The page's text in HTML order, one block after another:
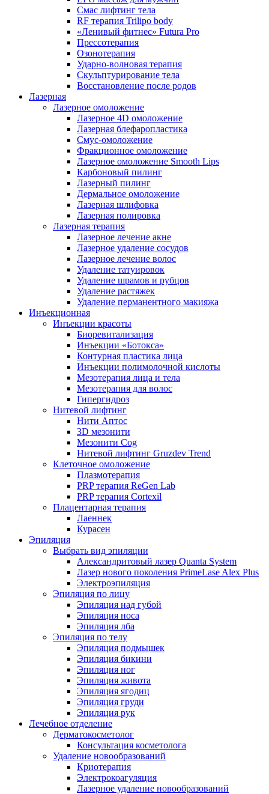
Смас лифтинг тела
RF терапия Trilipo body
«Ленивый фитнес» Futura Pro
Прессотерапия
Озонотерапия
Ударно-волновая терапия
Скульптурирование тела
Восстановление после родов
Лазерная
Лазерное омоложение
Лазерное 4D омоложение
Лазерная блефаропластика
Смус-омоложение
Фракционное омоложение
Лазерное омоложение Smooth Lips
Карбоновый пилинг
Лазерный пилинг
Дермальное омоложение
Лазерная шлифовка
Лазерная полировка
Лазерная терапия
Лазерное лечение акне
Лазерное удаление сосудов
Лазерное лечение волос
Удаление татуировок
Удаление шрамов и рубцов
Удаление растяжек
Удаление перманентного макияжа
Инъекционная
Инъекции красоты
Биоревитализация
Инъекции «Ботокса»
Контурная пластика лица
Инъекции полимолочной кислоты
Мезотерапия лица и тела
Мезотерапия для волос
Гипергидроз
Нитевой лифтинг
Нити Аптос
3D мезонити
Мезонити Cog
Нитевой лифтинг Gruzdev Trend
Клеточное омоложение
Плазмотерапия
PRP терапия ReGen Lab
PRP терапия Cortexil
Плацентарная терапия
Лаеннек
Курасен
Эпиляция
Выбрать вид эпиляции
Александритовый лазер Quanta System
Лазер нового поколения PrimeLase Alex Plus
Электроэпиляция
Эпиляция по лицу
Эпиляция над губой
Эпиляция носа
Эпиляция лба
Эпиляция по телу
Эпиляция подмышек
Эпиляция бикини
Эпиляция ног
Эпиляция живота
Эпиляция ягодиц
Эпиляция груди
Эпиляция рук
Лечебное отделение
Дерматокосметолог
Консультация косметолога
Удаление новообразований
Криотерапия
Электрокоагуляция
Лазерное удаление новообразований